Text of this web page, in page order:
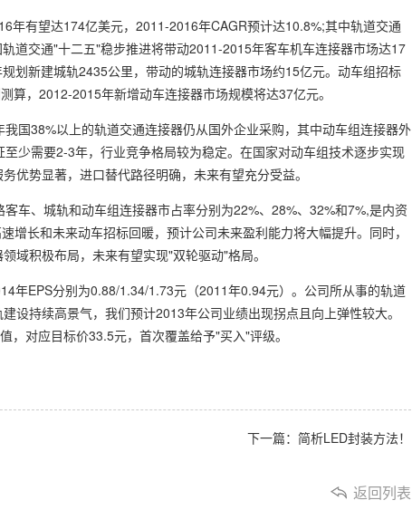
有望达174亿美元，2011-2016年CAGR预计达10.8%;其中轨道交通
道交通"十二五"稳步推进将带动2011-2015年客车机车连接器市场达17
划新建城轨2435公里，带动的城轨连接器市场约15亿元。动车组招标
，2012-2015年新增动车连接器市场规模将达37亿元。
国38%以上的轨道交通连接器仍从国外企业采购，其中动车组连接器外
少需要2-3年，行业竞争格局较为稳定。在国家对动车组技术逐步实现
优势显著，进口替代路径明确，未来有望充分受益。
车、城轨和动车组连接器市占率分别为22%、28%、32%和7%,是内资
长和未来动车招标回暖，预计公司未来盈利能力将大幅提升。同时，
域积极布局，未来有望实现"双轮驱动"格局。
EPS分别为0.88/1.34/1.73元（2011年0.94元）。公司所从事的轨道
设持续高景气，我们预计2013年公司业绩出现拐点且向上弹性较大。
对应目标价33.5元，首次覆盖给予"买入"评级。
下一篇：简析LED封装方法！
返回列表